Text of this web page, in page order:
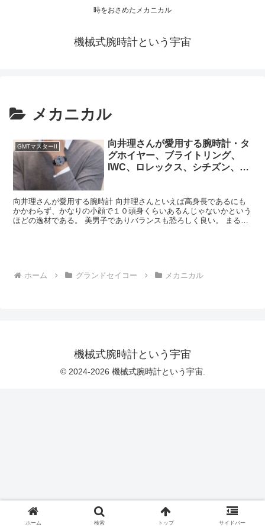
時をおさめたメカニカル
機械式腕時計という宇宙
メカニカル
GMTマスターII
向井理さんが愛用する腕時計・タ
グホイヤー、ブライトリング、
IWC、ロレックス、シチズン、セ
向井理さんが愛用する腕時計 向井理さんといえば高身長であるにも
かかわらず、かなりの小顔で１０頭身くらいあるんじゃないかという
ほどの逸材である。 美男子でありバランスも恐ろしく良い。 まるで
ホーム グランドセイコー メカニカル
機械式腕時計という宇宙
© 2024-2026 機械式腕時計という宇宙.
ホーム 検索 トップ サイドバー